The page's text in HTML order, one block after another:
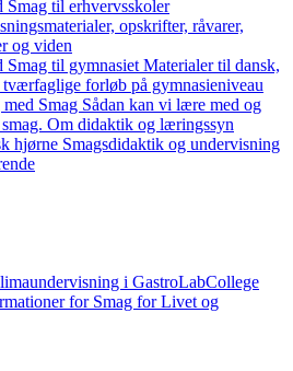
Smag til erhvervsskoler
opskrifter, råvarer,
og viden
Smag til gymnasiet Materialer til dansk,
forløb på gymnasieniveau
Smag Sådan kan vi lære med og
smag. Om didaktik og læringssyn
hjørne Smagsdidaktik og undervisning
i GastroLabCollege
for Smag for Livet og